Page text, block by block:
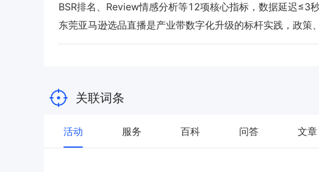
BSR排名、Review情感分析等12项核心指标，数据延迟≤3
东莞亚马逊选品直播是产业带数字化升级的标杆实践，政策
关联词条
活动 服务 百科 问答 文章